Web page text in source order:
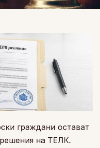
граждани остават
на ТЕЛК.